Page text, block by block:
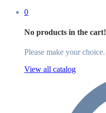
0
No products in the cart!
Please make your choice.
View all catalog